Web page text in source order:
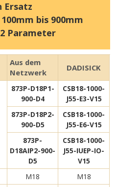
Ersatz
bis 900mm
Parameter
Aus dem
Netzwerk
DADISICK
873P-D18P1-
900-D4
CSB18-1000-
J55-E3-V15
873P-D18P2-
900-D5
CSB18-1000-
J55-E6-V15
873P-
D18AIP2-900-
D5
CSB18-1000-
J55-IUEP-IO-
V15
M18
M18